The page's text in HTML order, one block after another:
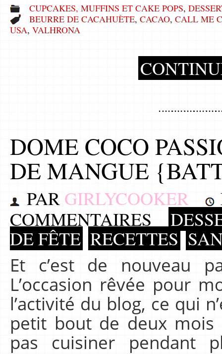
CUPCAKES, MUFFINS ET CAKE POPS,
BEURRE DE CACAHUÈTE, CACAO, CALL ME
USA, VALHRONA
DOME COCO
DE MANGUE
PAR GIRLYCOOKER
COMMENTAIRES
DE FÊTE RECETTES
Et c’est de nouveau
L’occasion rêvée pour
l’activité du blog, ce qui
petit bout de deux
pas cuisiner pendant